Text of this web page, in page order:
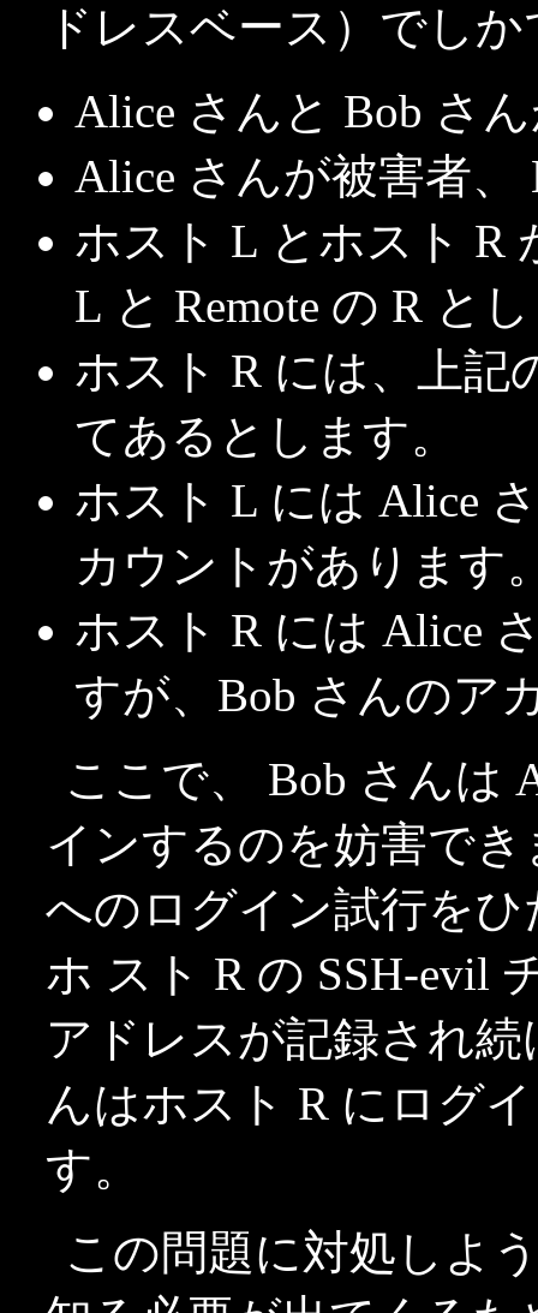
ドレスベース）でし
Alice さんと Bob さ
Alice さんが被害者
ホスト L とホスト R
L と Remote の R と
ホスト R には、上記
てあるとします。
ホスト L には Alice
カウントがあります
ホスト R には Alice
すが、Bob さんのア
ここで、 Bob さんは
インするのを妨害で
へのログイン試行を
ホ スト R の SSH-evil
アドレスが記録され
んはホスト R にログ
す。
この問題に対処しよ